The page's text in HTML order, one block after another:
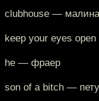
clubhouse — малина
keep your eyes
he — фраер
son of a bitch —